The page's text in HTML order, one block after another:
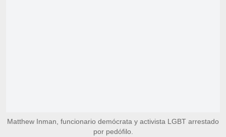
Matthew Inman, funcionario demócrata y activista LGBT arrestado
por pedófilo.